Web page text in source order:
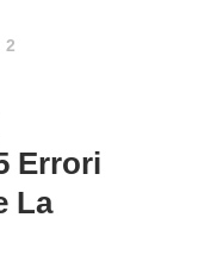
2
Errori
La